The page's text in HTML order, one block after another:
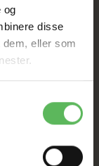
og
disse
eller som